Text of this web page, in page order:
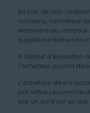
En cas de non-
convenu, l’acheteur
enjoindre au vendeur
supplémentaire
A défaut d’exécution
l’acheteur pourra
L’acheteur devra
par lettre
par un écrit sur un